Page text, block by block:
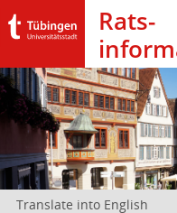
Rats­
Translate into English